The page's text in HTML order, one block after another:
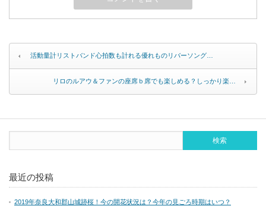
活動量計リストバンド心拍数も計れる優れものリバーソング…
リロのルアウ＆ファンの座席ｂ席でも楽しめる？しっかり楽…
最近の投稿
2019年奈良大和郡山城跡桜！今の開花状況は？今年の見ごろ時期はいつ？